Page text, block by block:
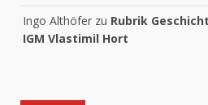
Ingo Althöfer zu Rubrik
IGM Vlastimil Hort